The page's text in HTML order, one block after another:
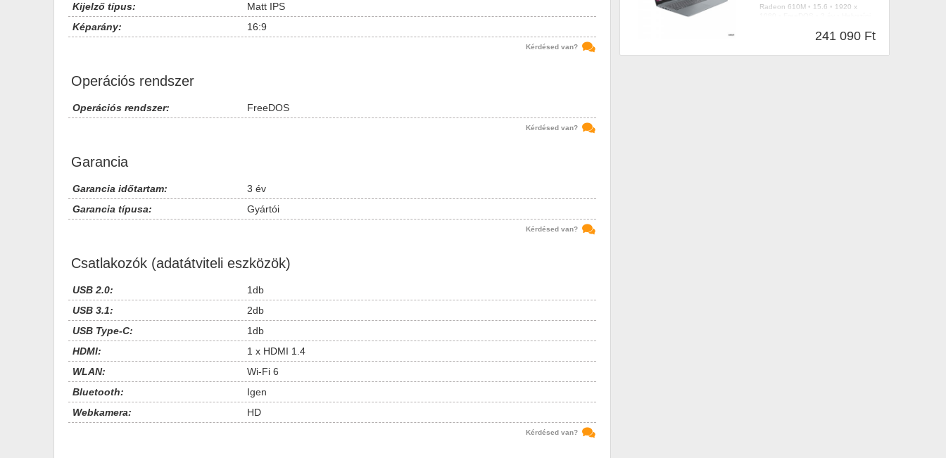
Kijelző típus:
Matt IPS
Képarány:
16:9
Kérdésed van?
Operációs rendszer
Operációs rendszer: FreeDOS
Kérdésed van?
Garancia
Garancia időtartam:
3 év
Garancia típusa:
Gyártói
Kérdésed van?
Csatlakozók (adatátviteli eszközök)
USB 2.0:
1db
USB 3.1:
2db
USB Type-C:
1db
HDMI:
1 x HDMI 1.4
WLAN:
Wi-Fi 6
Bluetooth:
Igen
Webkamera:
HD
Kérdésed van?
Radeon 610M • 15.6 • 1920 x
241 090 Ft